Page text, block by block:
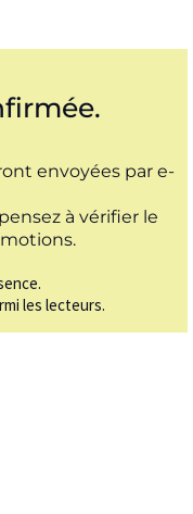
envoyées par e-
à vérifier le
les lecteurs.